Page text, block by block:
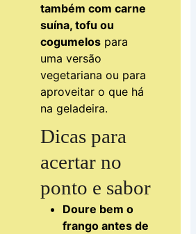
também com carne
suína, tofu ou
cogumelos para
uma versão
vegetariana ou para
aproveitar o que há
na geladeira.
Dicas para
acertar no
ponto e sabor
Doure bem o
frango antes de